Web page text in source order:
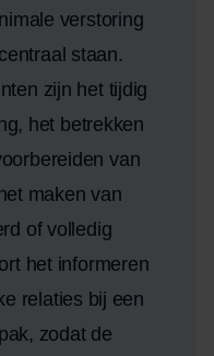
verstoring
staan.
zijn het tijdig
het betrekken
van
maken van
of volledig
het informeren
relaties bij een
zodat de